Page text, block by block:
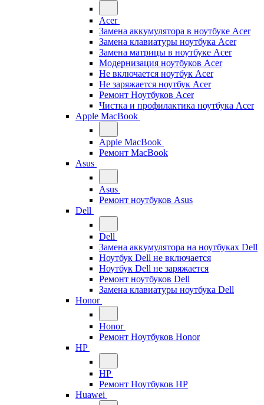
Acer
Замена аккумулятора в ноутбуке Acer
Замена клавиатуры ноутбука Acer
Замена матрицы в ноутбуке Acer
Модернизация ноутбуков Acer
Не включается ноутбук Acer
Не заряжается ноутбук Acer
Ремонт Ноутбуков Acer
Чистка и профилактика ноутбука Acer
Apple MacBook
Apple MacBook
Ремонт MacBook
Asus
Asus
Ремонт ноутбуков Asus
Dell
Dell
Замена аккумулятора на ноутбуках Dell
Ноутбук Dell не включается
Ноутбук Dell не заряжается
Ремонт ноутбуков Dell
Замена клавиатуры ноутбука Dell
Honor
Honor
Ремонт Ноутбуков Honor
HP
HP
Ремонт Ноутбуков HP
Huawei